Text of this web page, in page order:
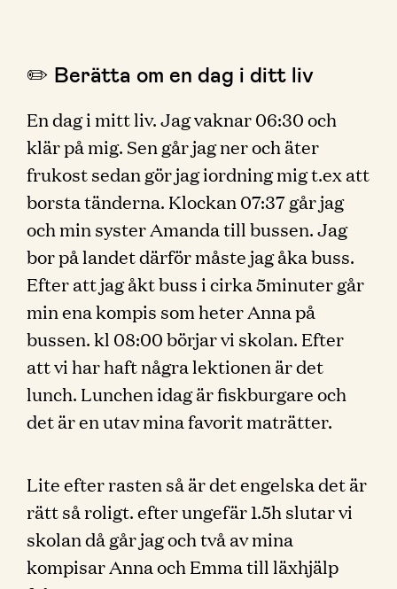
✏️ Berätta om en dag i ditt liv
En dag i mitt liv. Jag vaknar 06:30 och
klär på mig. Sen går jag ner och äter
frukost sedan gör jag iordning mig t.ex att
borsta tänderna. Klockan 07:37 går jag
och min syster Amanda till bussen. Jag
bor på landet därför måste jag åka buss.
Efter att jag åkt buss i cirka 5minuter går
min ena kompis som heter Anna på
bussen. kl 08:00 börjar vi skolan. Efter
att vi har haft några lektionen är det
lunch. Lunchen idag är fiskburgare och
det är en utav mina favorit maträtter.
Lite efter rasten så är det engelska det är
rätt så roligt. efter ungefär 1.5h slutar vi
skolan då går jag och två av mina
kompisar Anna och Emma till läxhjälp